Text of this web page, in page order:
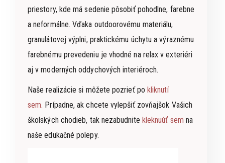
priestory, kde má sedenie pôsobiť pohodlne, farebne
a neformálne. Vďaka outdoorovému materiálu,
granulátovej výplni, praktickému úchytu a výraznému
farebnému prevedeniu je vhodné na relax v exteriéri
aj v moderných oddychových interiéroch.
Naše realizácie si môžete pozrieť po kliknutí
sem. Prípadne, ak chcete vylepšiť zovňajšok Vašich
školských chodieb, tak nezabudnite kleknuúť sem na
naše edukačné polepy.